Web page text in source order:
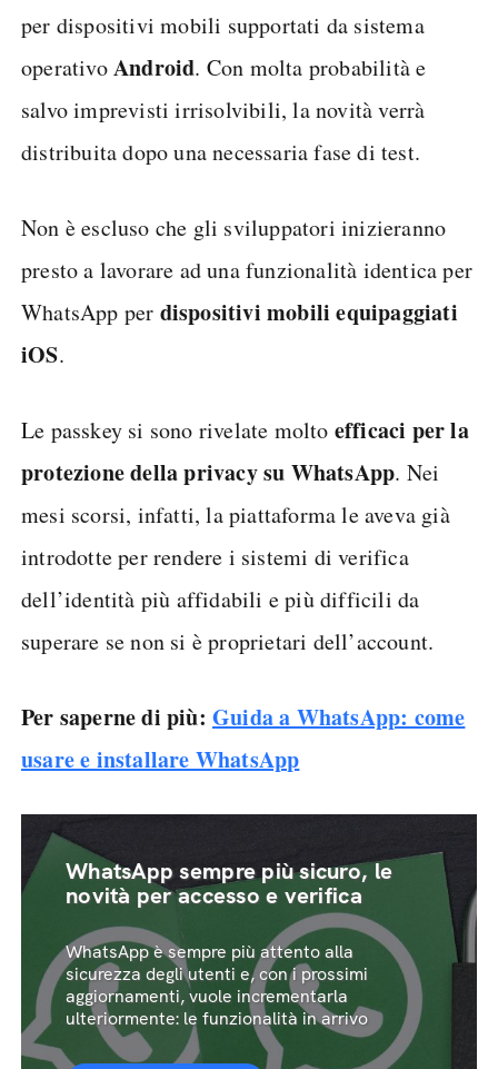
per dispositivi mobili supportati da sistema
operativoAndroid. Con molta probabilità e
salvo imprevisti irrisolvibili, la novità verrà
distribuita dopo una necessaria fase di test.
Non è escluso che gli sviluppatori inizieranno
presto a lavorare ad una funzionalità identica per
WhatsApp per dispositivi mobili equipaggiati
iOS.
Le passkey si sono rivelate molto efficaci per la
protezione della privacy su WhatsApp. Nei
mesi scorsi, infatti, la piattaforma le aveva già
introdotte per rendere i sistemi di verifica
dell’identità più affidabili e più difficili da
superare se non si è proprietari dell’account.
Per saperne di più: Guida a WhatsApp: come
usare e installare WhatsApp
WhatsApp sempre più sicuro, le
novità per accesso e verifica
WhatsApp è sempre più attento alla
sicurezza degli utenti e, con i prossimi
aggiornamenti, vuole incrementarla
ulteriormente: le funzionalità in arrivo